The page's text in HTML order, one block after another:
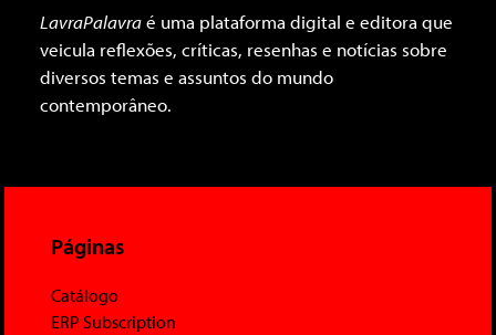
LavraPalavraé uma plataforma digital e editora que
veicula reflexões, críticas, resenhas e notícias sobre
diversos temas e assuntos do mundo
contemporâneo.
Páginas
Catálogo
ERP Subscription